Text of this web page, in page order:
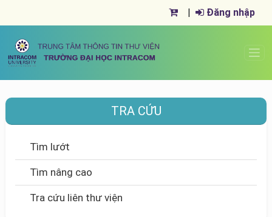
| Đăng nhập
TRA CỨU
Tìm lướt
Tìm nâng cao
Tra cứu liên thư viện